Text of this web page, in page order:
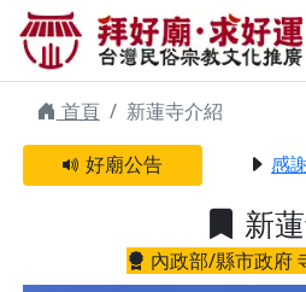
新蓮寺 | 拜好廟求
緣的信仰
首頁
新蓮寺介紹
好廟公告
感謝
新
內政部/縣市政府